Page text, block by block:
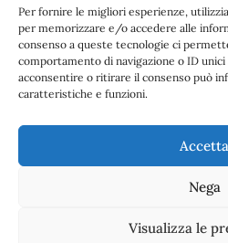
Per fornire le migliori esperienze,
per memorizzare e/o accedere alle
consenso a queste tecnologie ci
comportamento di navigazione o ID
acconsentire o ritirare il consenso può
caratteristiche e funzioni.
Accetta
Nega
Visualizza le
Titolare del Trattamento e
Compiti e responsabilità
17/19 marzo 2022: Master
dell’informatica e informatica
ANGIF al Forensic Virtual